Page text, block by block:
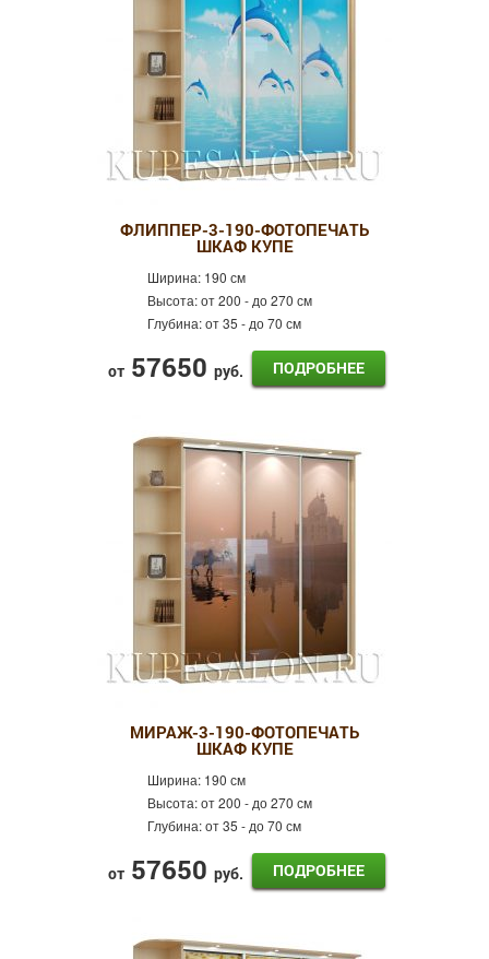
ФЛИППЕР-3-190-ФОТОПЕЧАТЬ
ШКАФ КУПЕ
Ширина: 190 см
Высота:от 200 - до 270 см
Глубина:от 35 - до 70 см
от 57650 руб. ПОДРОБНЕЕ
МИРАЖ-3-190-ФОТОПЕЧАТЬ
ШКАФ КУПЕ
Ширина: 190 см
Высота:от 200 - до 270 см
Глубина:от 35 - до 70 см
от 57650 руб. ПОДРОБНЕЕ